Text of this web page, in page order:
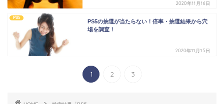
2020年11月16日
PS5
PS5の抽選が当たらない！倍率・抽選結果から穴
場を調査！
2020年11月15日
1 2 3